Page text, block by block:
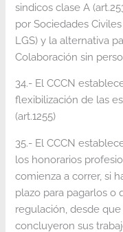
sindicos clase A
por Sociedades
LGS) y la alternativa
Colaboración sin
34.- El CCCN
flexibilización de las
(art.1255)
35.- El CCCN
los honorarios
comienza a correr, si
plazo para pagarlos o
regulación, desde
concluyeron sus